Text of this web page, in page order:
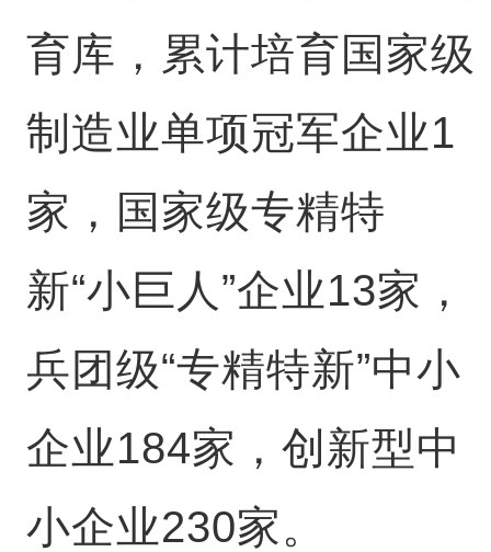
育库，累计培育国家级
制造业单项冠军企业1
家，国家级专精特
新“小巨人”企业13家，
兵团级“专精特新”中小
企业184家，创新型中
小企业230家。